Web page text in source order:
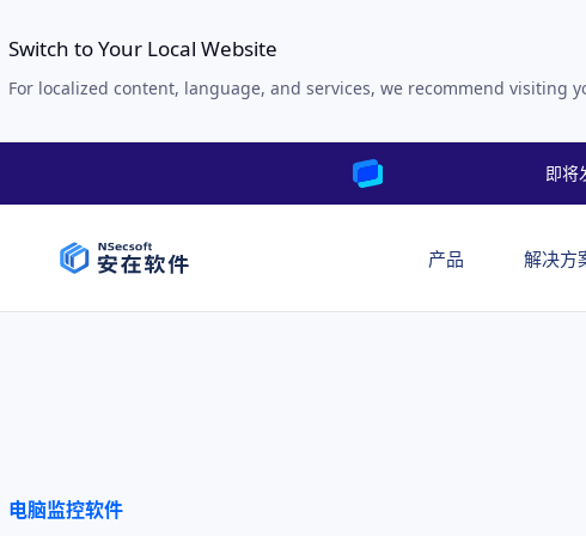
Switch to Your Local Website
For localized content, language, and services, we recommend visiting
即将
产品 解决方
电脑监控软件